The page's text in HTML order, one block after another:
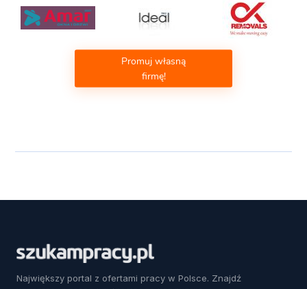
Promuj własną
firmę!
Największy portal z ofertami pracy w Polsce. Znajdź